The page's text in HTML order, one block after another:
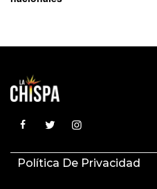
Política De Privacidad